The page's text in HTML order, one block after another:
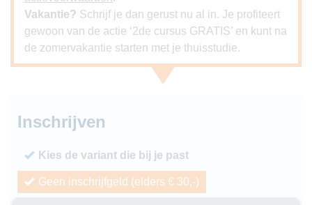
Vakantie? Schrijf je dan gerust nu al in. Je profiteert
gewoon van de actie ‘2de cursus GRATIS’ en kunt na
de zomervakantie starten met je thuisstudie.
Inschrijven
Kies de variant die bij je past
Geen inschrijfgeld (elders € 30,-)